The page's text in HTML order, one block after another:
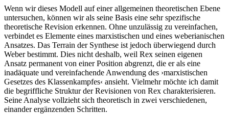
Wenn wir dieses Modell auf einer allgemeinen theoretischen Ebene
untersuchen, können wir als seine Basis eine sehr spezifische
theoretische Revision erkennen. Ohne unzulässig zu vereinfachen,
verbindet es Elemente eines marxistischen und eines weberianischen
Ansatzes. Das Terrain der Synthese ist jedoch überwiegend durch
Weber bestimmt. Dies nicht deshalb, weil Rex seinen eigenen
Ansatz permanent von einer Position abgrenzt, die er als eine
inadäquate und vereinfachende Anwendung des ›marxistischen
Gesetzes des Klassenkampfes‹ ansieht. Vielmehr möchte ich damit
die begriffliche Struktur der Revisionen von Rex charakterisieren.
Seine Analyse vollzieht sich theoretisch in zwei verschiedenen,
einander ergänzenden Schritten.